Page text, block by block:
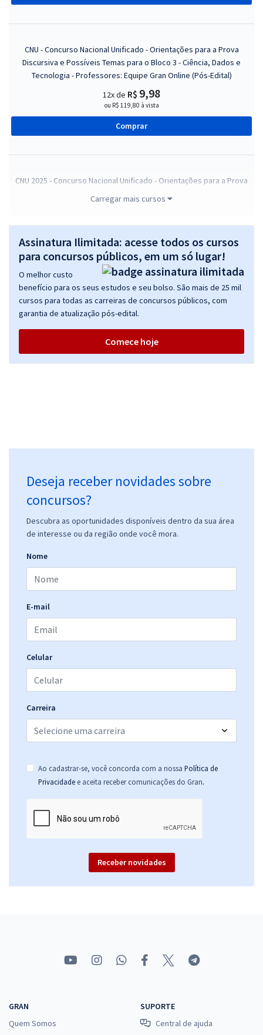
CNU - Concurso Nacional Unificado - Orientações para a Prova
Discursiva e Possíveis Temas para o Bloco 3 - Ciência, Dados e
Tecnologia - Professores: Equipe Gran Online (Pós-Edital)
12x de R$ 9,98
ou R$ 119,80 à vista
Comprar
CNU 2025 - Concurso Nacional Unificado - Orientações para a Prova
Discursiva e Possíveis Temas para o Bloco 4 - Engenharias e
Arquitetura (Pós-edital)
12x deR$9,99
ou R$ 119,90 à vista
Comprar
CNU - Concurso Nacional Unificado - Bloco 5 - Administração
12x deR$47,90
ou R$ 574,80 à vista
Comprar
12x deR$49,15
Comprar
CNU 2025 - Concurso Nacional Unificado - Bloco 1 - Seguridade Social:
12x deR$47,90
CNU 2025 - Concurso Nacional Unificado - Bloco 7 - Justiça e Defesa
12x deR$51,74
Socioeconômico
47,90
ou R$ 574,80 à vista
Comprar
Comprar
Educação
Carregar mais cursos
Assinatura Ilimitada: acesse todos os cursos
para concursos públicos, em um só lugar!
O melhor custo
benefício para os seus estudos e seu bolso. São mais de 25 mil
cursos para todas as carreiras de concursos públicos, com
garantia de atualização pós-edital.
Comece hoje
Deseja receber novidades sobre
concursos?
Descubra as oportunidades disponíveis dentro da sua área
de interesse ou da região onde você mora.
Nome
E-mail
Celular
Carreira
Ao cadastrar-se, você concorda com a nossa Política de
Privacidade e aceita receber comunicações do Gran.
Receber novidades
GRAN
Quem Somos
SUPORTE
Central de ajuda